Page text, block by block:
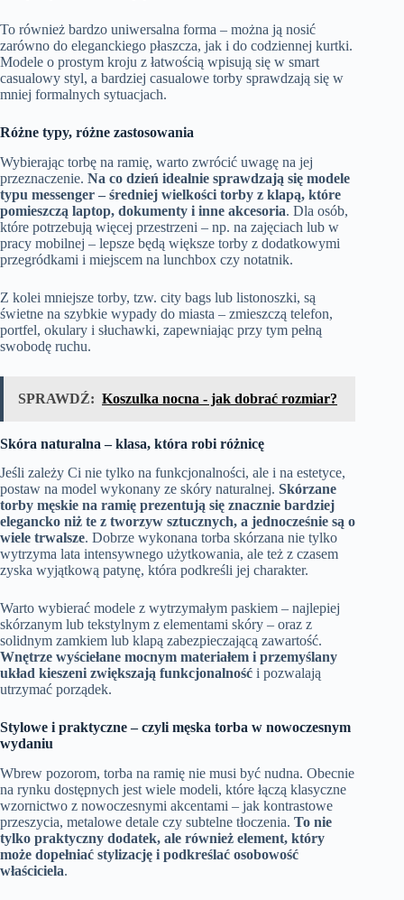
To również bardzo uniwersalna forma – można ją nosić
zarówno do eleganckiego płaszcza, jak i do codziennej kurtki.
Modele o prostym kroju z łatwością wpisują się w smart
casualowy styl, a bardziej casualowe torby sprawdzają się w
mniej formalnych sytuacjach.
Różne typy, różne zastosowania
Wybierając torbę na ramię, warto zwrócić uwagę na jej
przeznaczenie. Na co dzień idealnie sprawdzają się modele
typu messenger – średniej wielkości torby z klapą, które
pomieszczą laptop, dokumenty i inne akcesoria. Dla osób,
które potrzebują więcej przestrzeni – np. na zajęciach lub w
pracy mobilnej – lepsze będą większe torby z dodatkowymi
przegródkami i miejscem na lunchbox czy notatnik.
Z kolei mniejsze torby, tzw. city bags lub listonoszki, są
świetne na szybkie wypady do miasta – zmieszczą telefon,
portfel, okulary i słuchawki, zapewniając przy tym pełną
swobodę ruchu.
SPRAWDŹ: Koszulka nocna - jak dobrać rozmiar?
Skóra naturalna – klasa, która robi różnicę
Jeśli zależy Ci nie tylko na funkcjonalności, ale i na estetyce,
postaw na model wykonany ze skóry naturalnej. Skórzane
torby męskie na ramię prezentują się znacznie bardziej
elegancko niż te z tworzyw sztucznych, a jednocześnie są o
wiele trwalsze. Dobrze wykonana torba skórzana nie tylko
wytrzyma lata intensywnego użytkowania, ale też z czasem
zyska wyjątkową patynę, która podkreśli jej charakter.
Warto wybierać modele z wytrzymałym paskiem – najlepiej
skórzanym lub tekstylnym z elementami skóry – oraz z
solidnym zamkiem lub klapą zabezpieczającą zawartość.
Wnętrze wyściełane mocnym materiałem i przemyślany
układ kieszeni zwiększają funkcjonalność i pozwalają
utrzymać porządek.
Stylowe i praktyczne – czyli męska torba w nowoczesnym
wydaniu
Wbrew pozorom, torba na ramię nie musi być nudna. Obecnie
na rynku dostępnych jest wiele modeli, które łączą klasyczne
wzornictwo z nowoczesnymi akcentami – jak kontrastowe
przeszycia, metalowe detale czy subtelne tłoczenia. To nie
tylko praktyczny dodatek, ale również element, który
może dopełniać stylizację i podkreślać osobowość
właściciela.